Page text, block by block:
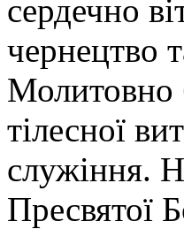
сердечно
чернецтво
Молитовно
тілесної
служіння.
Пресвятої